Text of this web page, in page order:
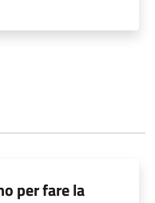
per fare la